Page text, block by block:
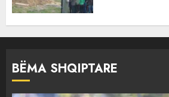
BËMA SHQIPTARE